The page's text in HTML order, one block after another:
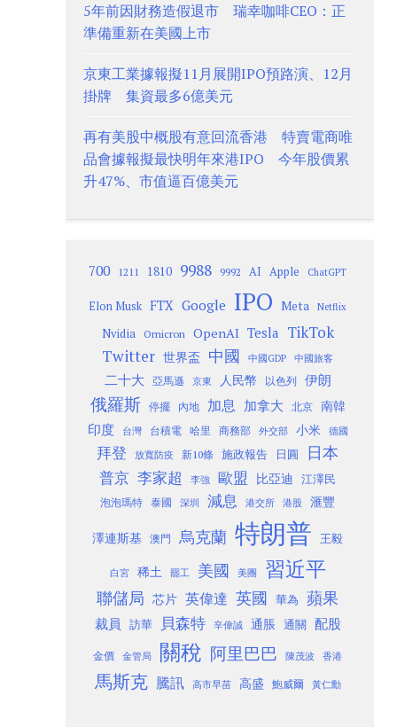
5年前因財務造假退市 瑞幸咖啡CEO：正
準備重新在美國上市
京東工業據報擬11月展開IPO預路演、12月
掛牌 集資最多6億美元
再有美股中概股有意回流香港 特賣電商唯
品會據報擬最快明年來港IPO 今年股價累
升47%、市值逼百億美元
700 1211 1810 9988 9992 AI Apple ChatGPT
Elon Musk FTX Google IPO Meta Netflix
Nvidia Omicron OpenAI Tesla TikTok
Twitter 世界盃 中國 中國GDP 中國旅客
二十大 亞馬遜 京東 人民幣 以色列 伊朗
俄羅斯 停擺 內地 加息 加拿大 北京
南韓
印度
台灣 台積電 哈里 商務部 外交部 小米 德國
拜登 放寬防疫 新10條 施政報告 日圓 日本
普京 李家超 李強 歐盟 比亞迪 江澤民
泡泡瑪特 泰國 深圳 減息 港交所 港股 滙豐
澤連斯基 澳門 烏克蘭 特朗普 王毅
白宮 稀土 罷工 美國 美團 習近平
聯儲局 芯片 英偉達 英國 華為 蘋果
裁員 訪華 貝森特 辛偉誠 通脹 通關 配股
金價 金管局 關稅 阿里巴巴 陳茂波 香港
馬斯克 騰訊 高市早苗 高盛 鮑威爾 黃仁勳